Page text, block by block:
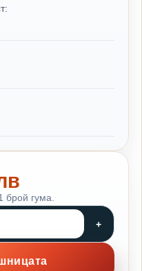
брой гума.